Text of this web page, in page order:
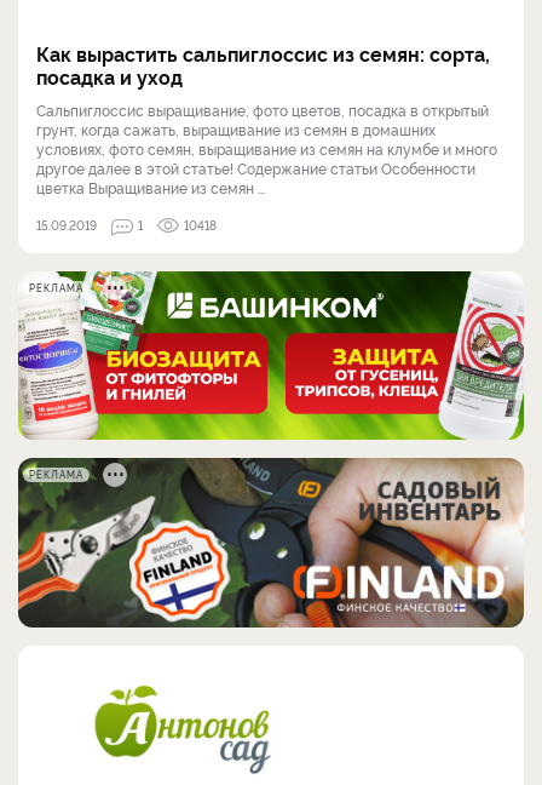
Как вырастить сальпиглоссис из семян: сорта,
посадка и уход
Сальпиглоссис выращивание, фото цветов, посадка в открытый
грунт, когда сажать, выращивание из семян в домашних
условиях, фото семян, выращивание из семян на клумбе и много
другое далее в этой статье! Содержание статьи Особенности
цветка Выращивание из семян ...
15.09.2019 1 10418
РЕКЛАМА
РЕКЛАМА